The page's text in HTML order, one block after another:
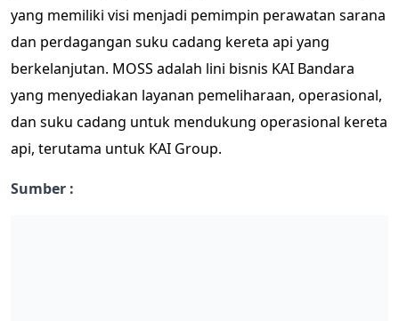
yang memiliki visi menjadi pemimpin perawatan sarana
dan perdagangan suku cadang kereta api yang
berkelanjutan. MOSS adalah lini bisnis KAI Bandara
yang menyediakan layanan pemeliharaan, operasional,
dan suku cadang untuk mendukung operasional kereta
api, terutama untuk KAI Group.
Sumber :